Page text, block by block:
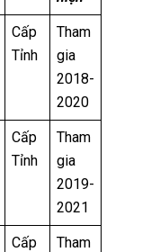
Cấp
Tỉnh
Tham
gia
2018-
2020
Cấp
Tỉnh
Tham
gia
2019-
2021
Cấp
Tham